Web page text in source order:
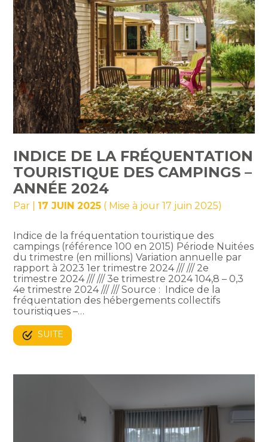
INDICE DE LA FRÉQUENTATION
TOURISTIQUE DES CAMPINGS –
ANNÉE 2024
Par 17 JUIN 2025 ( Mise à jour 17 juin 2025)
Indice de la fréquentation touristique des
campings (référence 100 en 2015) Période Nuitées
du trimestre (en millions) Variation annuelle par
rapport à 2023 1er trimestre 2024 /// /// 2e
trimestre 2024 /// /// 3e trimestre 2024 104,8 – 0,3
4e trimestre 2024 /// /// Source : Indice de la
fréquentation des hébergements collectifs
touristiques –…
SUITE